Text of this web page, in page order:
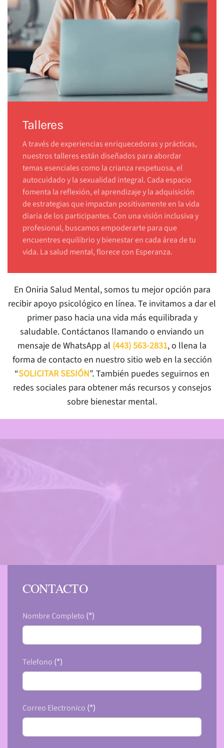
Talleres
A través de experiencias enriquecedoras y prácticas,
nuestros talleres están diseñados para abordar
temas esenciales como la crianza respetuosa, el
autocuidado y la sexualidad integral. Cada espacio
fomenta la reflexión, el aprendizaje y la adquisición
de estrategias que impactan positivamente en la vida
diaria de los participantes. Con una visión inclusiva y
profesional, buscamos empoderarte para que
encuentres equilibrio y bienestar en cada área de tu
vida. La salud mental, florece con Esperanza.
En Oniria Salud Mental, somos tu mejor opción para
recibir apoyo psicológico en línea. Te invitamos a dar el
primer paso hacia una vida más equilibrada y
saludable. Contáctanos llamando o enviando un
mensaje de WhatsApp al (443) 563-2831, o llena la
forma de contacto en nuestro sitio web en la sección
“SOLICITAR SESIÓN”. También puedes seguirnos en
redes sociales para obtener más recursos y consejos
sobre bienestar mental.
CONTACTO
Nombre Completo (*)
Telefono (*)
Correo Electronico (*)